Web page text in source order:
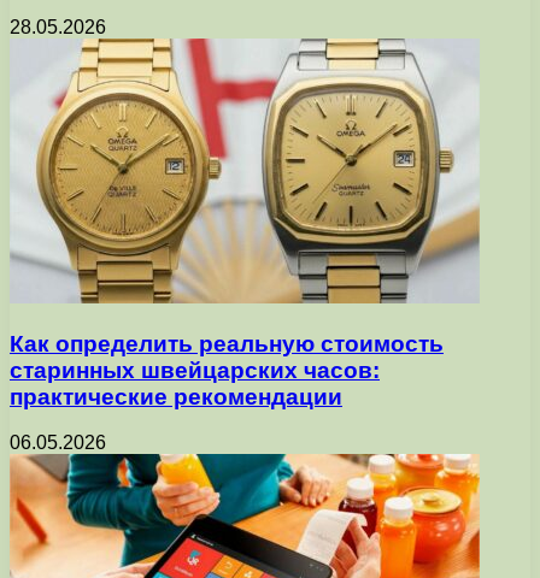
28.05.2026
Как определить реальную стоимость
старинных швейцарских часов:
практические рекомендации
06.05.2026